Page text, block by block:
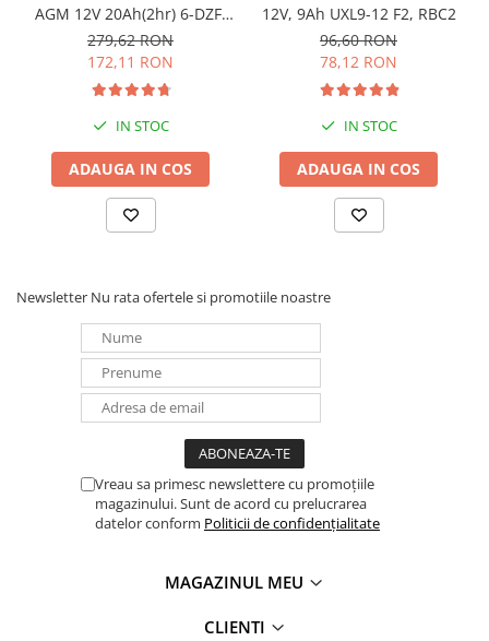
AGM 12V 20Ah(2hr) 6-DZF-
20 / 6-DZM-20 pentru
biciclete electrice
279,62 RON
172,11 RON
IN STOC
ADAUGA IN COS
12V, 9Ah UXL9-12 F2, RBC2
96,60 RON
78,12 RON
IN STOC
ADAUGA IN COS
Newsletter Nu rata ofertele si promotiile noastre
Vreau sa primesc newslettere cu promoțiile
magazinului. Sunt de acord cu prelucrarea
datelor conform Politicii de confidențialitate
MAGAZINUL MEU
CLIENTI